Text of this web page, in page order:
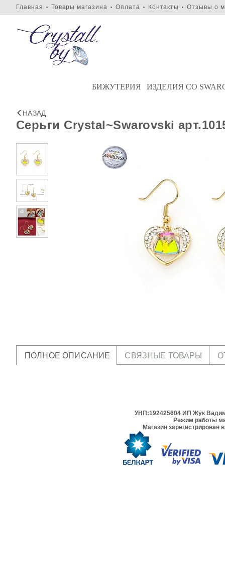
Главная • Товары магазина • Оплата • Контакты • Отзывы о
БИЖУТЕРИЯ ИЗДЕЛИЯ СО
НАЗАД
Серьги Crystal~Swarovski
ПОЛНОЕ ОПИСАНИЕ СВЯЗНЫЕ ТОВАРЫ
УНП:192425604 ИП Жук
Режим работы
Магазин зарегистрирован